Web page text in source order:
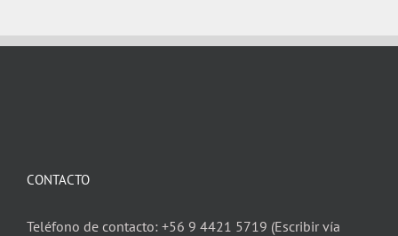
CONTACTO
Teléfono de contacto: +56 9 4421 5719 (Escribir vía